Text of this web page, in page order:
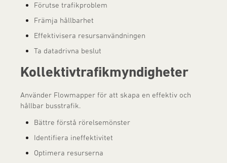
Förutse trafikproblem
Främja hållbarhet
Effektivisera resursanvändningen
Ta datadrivna beslut
Kollektivtrafikmyndigheter
Använder Flowmapper för att skapa en effektiv och
hållbar busstrafik.
Bättre förstå rörelsemönster
Identifiera ineffektivitet
Optimera resurserna